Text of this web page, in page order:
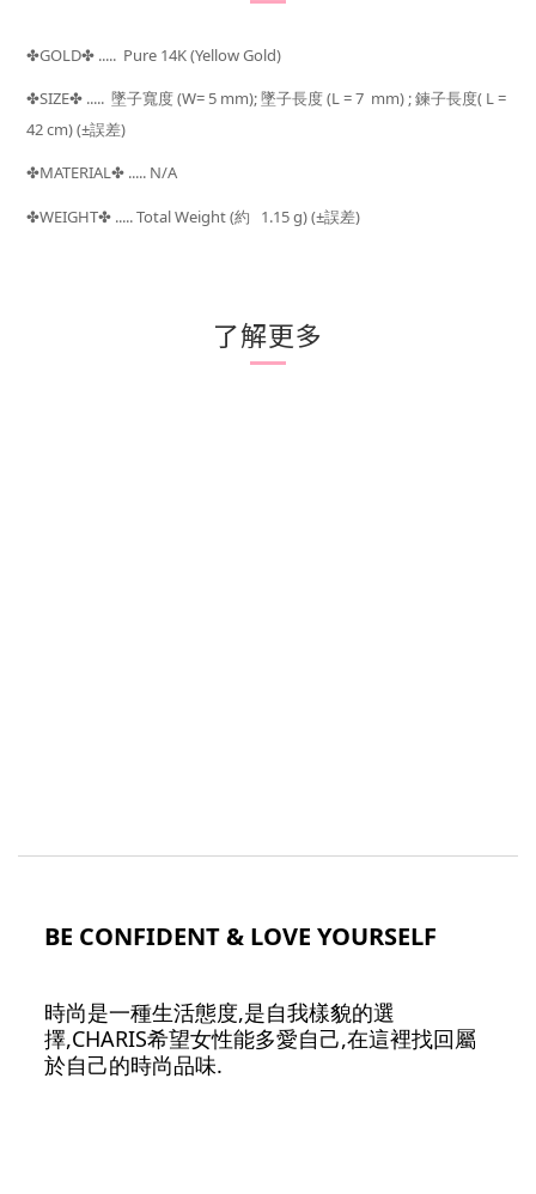
✤GOLD✤ ..... Pure 14K (Yellow Gold)
✤SIZE✤ ..... 墜子寬度 (W= 5 mm); 墜子長度 (L = 7 mm) ; 鍊子長度( L =
42 cm) (±誤差)
✤MATERIAL✤ ..... N/A
✤WEIGHT✤ ..... Total Weight (約 1.15 g) (±誤差)
了解更多
BE CONFIDENT & LOVE YOURSELF
時尚是一種生活態度,是自我樣貌的選
擇,CHARIS希望女性能多愛自己,在這裡找回屬
於自己的時尚品味.